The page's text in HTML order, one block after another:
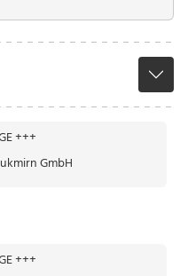
+++
+++